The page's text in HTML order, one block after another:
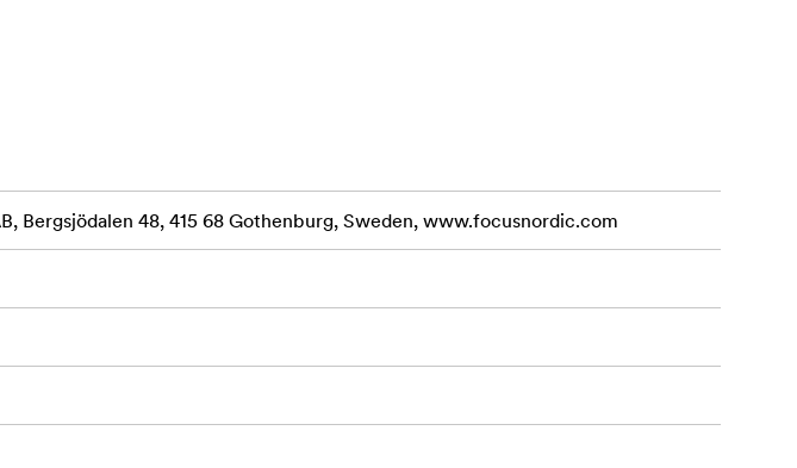
modernām mājām, stilīgām galerijām
Bergsjödalen 48, 415 68 Gothenburg, Sweden, www.focusnordic.com